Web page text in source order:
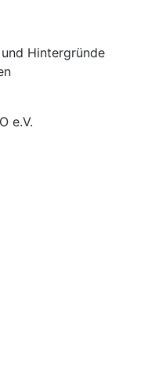
Hintergründe
e.V.